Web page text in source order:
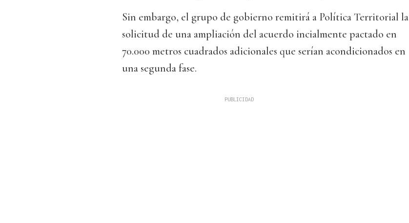
Sin embargo, el grupo de gobierno remitirá a Política Territorial la
solicitud de una ampliación del acuerdo incialmente pactado en
70.000 metros cuadrados adicionales que serían acondicionados en
una segunda fase.